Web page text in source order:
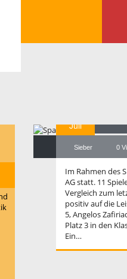
Juli
Sieber 0
Im Rahmen des
AG statt. 11
Vergleich zum
positiv auf die
5, Angelos
Platz 3 in den
Ein…